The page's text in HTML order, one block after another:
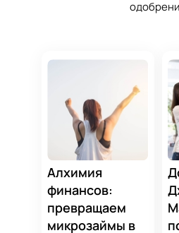
Алхимия
финансов:
превращаем
микрозаймы в